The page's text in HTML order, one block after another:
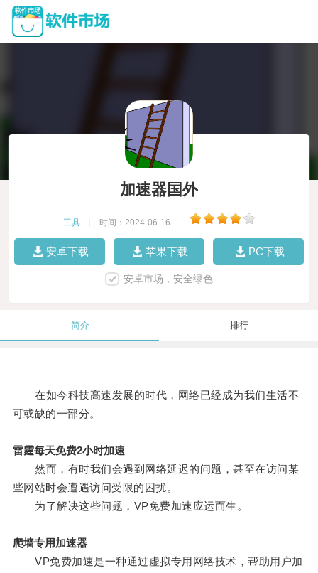
加速器国外
工具 时间：2024-06-16
安卓下载 苹果下载 PC下载
安卓市场，安全绿色
简介 排行
在如今科技高速发展的时代，网络已经成为我们生活不
可或缺的一部分。
雷霆每天免费2小时加速
然而，有时我们会遇到网络延迟的问题，甚至在访问某
些网站时会遭遇访问受限的困扰。
为了解决这些问题，VP免费加速应运而生。
爬墙专用加速器
VP免费加速是一种通过虚拟专用网络技术，帮助用户加